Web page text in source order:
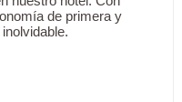
de primera y